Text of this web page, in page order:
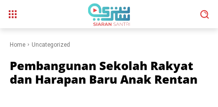
Home Uncategorized
Pembangunan Sekolah Rakyat
dan Harapan Baru Anak Rentan